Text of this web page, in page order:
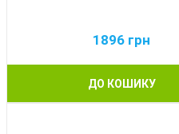
1896 грн
ДО КОШИКУ